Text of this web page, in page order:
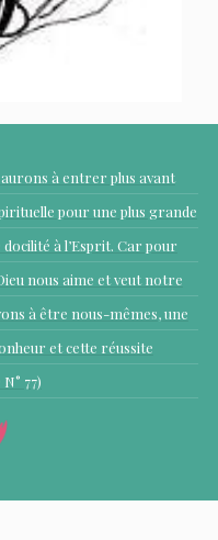
à entrer plus avant
pour une plus grande
à l’Esprit. Car pour
nous aime et veut notre
à être nous-mêmes, une
et cette réussite
77)